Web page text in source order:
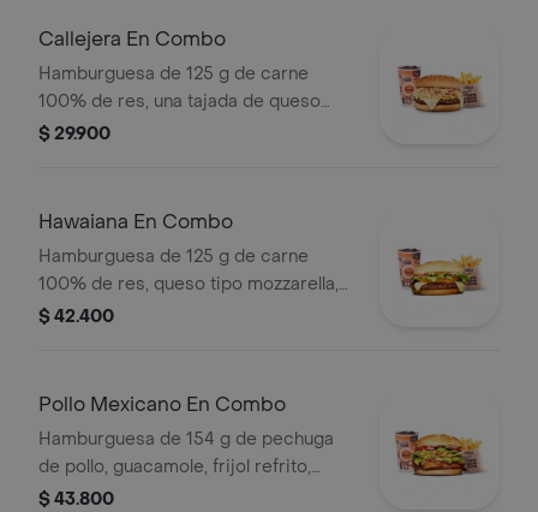
cascos) + bebida PET
Callejera En Combo
Hamburguesa de 125 g de carne
100% de res, una tajada de queso
tipo mozzarella, papas callejera, salsa
+ bebida PET
$ 29.900
Hawaiana En Combo
Hamburguesa de 125 g de carne
100% de res, queso tipo mozzarella,
piña, lechuga, salsa blanca y salsa de
pet
$ 42.400
Pollo Mexicano En Combo
Hamburguesa de 154 g de pechuga
de pollo, guacamole, frijol refrito,
tortillas de maíz, tomate, lechuga y
$ 43.800